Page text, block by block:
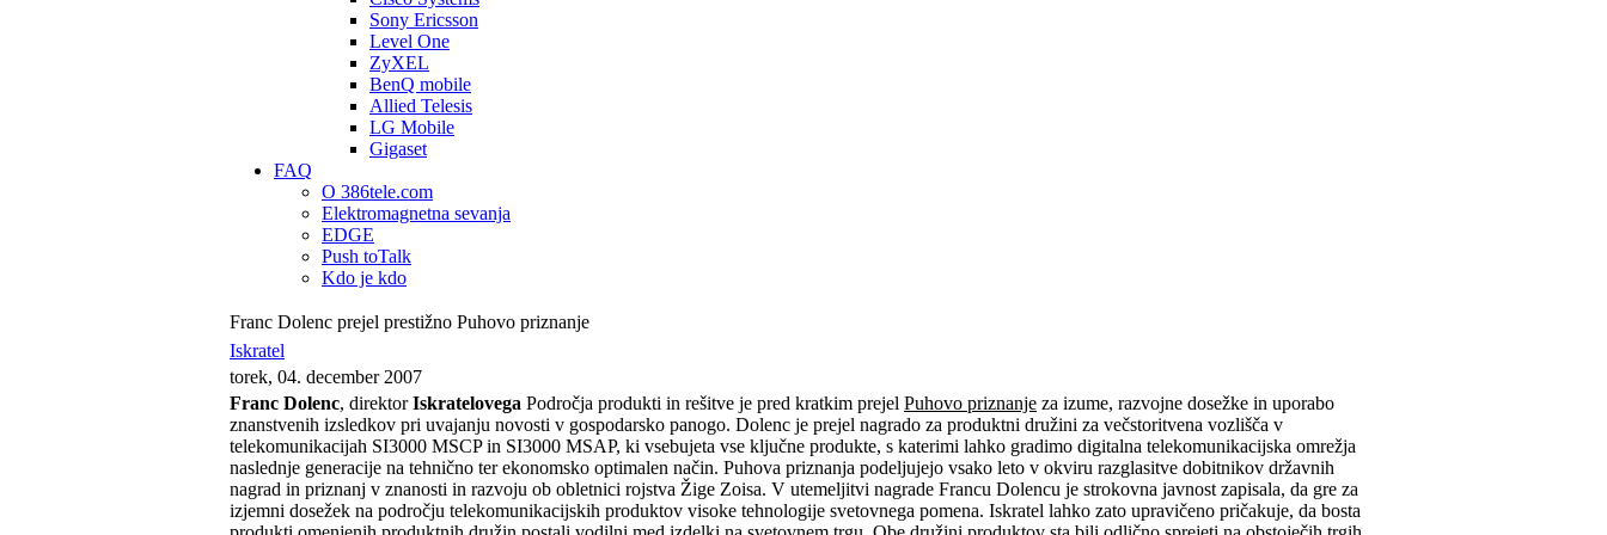
Sony Ericsson
Level One
ZyXEL
BenQ mobile
Allied Telesis
LG Mobile
Gigaset
FAQ
O 386tele.com
Elektromagnetna sevanja
EDGE
Push toTalk
Kdo je kdo
Franc Dolenc prejel prestižno Puhovo priznanje
Iskratel
torek, 04. december 2007
Franc Dolenc, direktorIskratelovega Področja produkti in rešitve je pred kratkim prejel Puhovo priznanje za izume, razvojne dosežke in uporabo
znanstvenih izsledkov pri uvajanju novosti v gospodarsko panogo. Dolenc je prejel nagrado za produktni družini za večstoritvena vozlišča v
telekomunikacijah SI3000 MSCP in SI3000 MSAP, ki vsebujeta vse ključne produkte, s katerimi lahko gradimo digitalna telekomunikacijska omrežja
naslednje generacije na tehnično ter ekonomsko optimalen način. Puhova priznanja podeljujejo vsako leto v okviru razglasitve dobitnikov državnih
nagrad in priznanj v znanosti in razvoju ob obletnici rojstva Žige Zoisa. V utemeljitvi nagrade Francu Dolencu je strokovna javnost zapisala, da gre za
izjemni dosežek na področju telekomunikacijskih produktov visoke tehnologije svetovnega pomena. Iskratel lahko zato upravičeno pričakuje, da bosta